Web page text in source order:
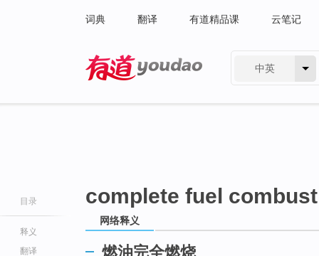
词典 翻译 有道精品课 云笔记
中英
目录
释义
翻译
complete fuel
网络释义
燃油完全燃烧